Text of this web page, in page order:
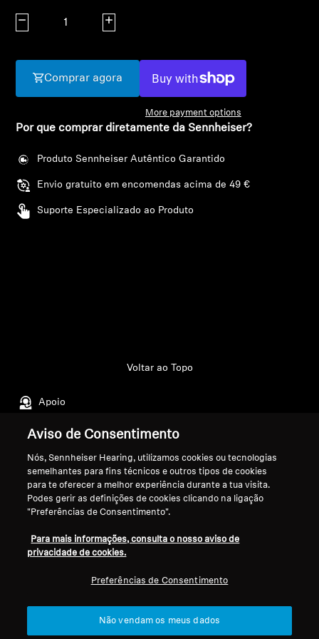
Peças e Acessórios AMBEO
Inovações
Diminuir quantidadeAumentar quantidade
Comprar agora
More payment options
Por que comprar diretamente da Sennheiser?
Produto Sennheiser Autêntico Garantido
Envio gratuito em encomendas acima de 49 €
Suporte Especializado ao Produto
Apoio
Voltar ao Topo
Aviso Legal Resolver contrato
Política Global de Privacidade
Termos e Condições Gerais de
Política de Divulgação
Coordenada de Vulnerabilidades
A Nossa Empresa
Sobre Nós
Carreira na Sonova
Embaixadores da
Aviso de Consentimento
Nós, Sennheiser Hearing, utilizamos cookies ou tecnologias
semelhantes para fins técnicos e outros tipos de cookies
para te oferecer a melhor experiência durante a tua visita.
Podes gerir as definições de cookies clicando na ligação
"Preferências de Consentimento".
Para mais informações, consulta o nosso aviso de
privacidade de cookies.
Preferências de Consentimento
Não vendam os meus dados
Login required
Log in to your account to add products to your